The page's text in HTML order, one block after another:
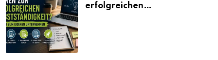
erfolgreichen